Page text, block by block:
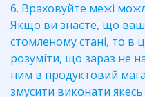
6. Враховуйте межі
Якщо ви знаєте, що
стомленому стані, то в
розуміти, що зараз не
ним в продуктовий
змусити виконати